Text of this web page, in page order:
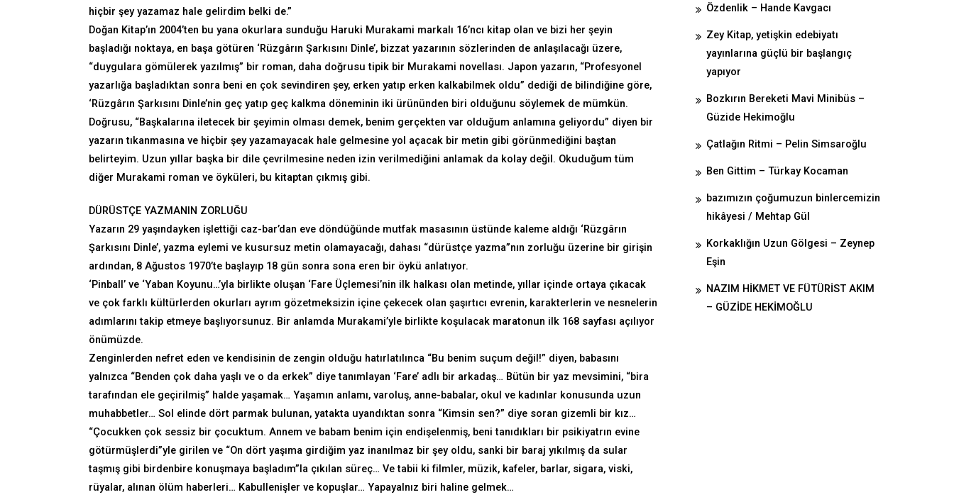
hiçbir şey yazamaz hale gelirdim belki de.”
Doğan Kitap’ın 2004’ten bu yana okurlara sunduğu Haruki Murakami markalı 16’ncı kitap olan ve bizi her şeyin
başladığı noktaya, en başa götüren ‘Rüzgârın Şarkısını Dinle’, bizzat yazarının sözlerinden de anlaşılacağı üzere,
“duygulara gömülerek yazılmış” bir roman, daha doğrusu tipik bir Murakami novellası. Japon yazarın, “Profesyonel
yazarlığa başladıktan sonra beni en çok sevindiren şey, erken yatıp erken kalkabilmek oldu” dediği de bilindiğine göre,
‘Rüzgârın Şarkısını Dinle’nin geç yatıp geç kalkma döneminin iki ürününden biri olduğunu söylemek de mümkün.
Doğrusu, “Başkalarına iletecek bir şeyimin olması demek, benim gerçekten var olduğum anlamına geliyordu” diyen bir
yazarın tıkanmasına ve hiçbir şey yazamayacak hale gelmesine yol açacak bir metin gibi görünmediğini baştan
belirteyim. Uzun yıllar başka bir dile çevrilmesine neden izin verilmediğini anlamak da kolay değil. Okuduğum tüm
diğer Murakami roman ve öyküleri, bu kitaptan çıkmış gibi.
DÜRÜSTÇE YAZMANIN ZORLUĞU
Yazarın 29 yaşındayken işlettiği caz-bar’dan eve döndüğünde mutfak masasının üstünde kaleme aldığı ‘Rüzgârın
Şarkısını Dinle’, yazma eylemi ve kusursuz metin olamayacağı, dahası “dürüstçe yazma”nın zorluğu üzerine bir girişin
ardından, 8 Ağustos 1970’te başlayıp 18 gün sonra sona eren bir öykü anlatıyor.
‘Pinball’ ve ‘Yaban Koyunu…’yla birlikte oluşan ‘Fare Üçlemesi’nin ilk halkası olan metinde, yıllar içinde ortaya çıkacak
ve çok farklı kültürlerden okurları ayrım gözetmeksizin içine çekecek olan şaşırtıcı evrenin, karakterlerin ve nesnelerin
adımlarını takip etmeye başlıyorsunuz. Bir anlamda Murakami’yle birlikte koşulacak maratonun ilk 168 sayfası açılıyor
önümüzde.
Zenginlerden nefret eden ve kendisinin de zengin olduğu hatırlatılınca “Bu benim suçum değil!” diyen, babasını
yalnızca “Benden çok daha yaşlı ve o da erkek” diye tanımlayan ‘Fare’ adlı bir arkadaş… Bütün bir yaz mevsimini, “bira
tarafından ele geçirilmiş” halde yaşamak… Yaşamın anlamı, varoluş, anne-babalar, okul ve kadınlar konusunda uzun
muhabbetler… Sol elinde dört parmak bulunan, yatakta uyandıktan sonra “Kimsin sen?” diye soran gizemli bir kız…
“Çocukken çok sessiz bir çocuktum. Annem ve babam benim için endişelenmiş, beni tanıdıkları bir psikiyatrın evine
götürmüşlerdi”yle girilen ve “On dört yaşıma girdiğim yaz inanılmaz bir şey oldu, sanki bir baraj yıkılmış da sular
taşmış gibi birdenbire konuşmaya başladım”la çıkılan süreç… Ve tabii ki filmler, müzik, kafeler, barlar, sigara, viski,
rüyalar, alınan ölüm haberleri… Kabullenişler ve kopuşlar… Yapayalnız biri haline gelmek…
Özdenlik – Hande Kavgacı
Zey Kitap, yetişkin edebiyatı
yayınlarına güçlü bir başlangıç
yapıyor
Bozkırın Bereketi Mavi Minibüs –
Güzide Hekimoğlu
Çatlağın Ritmi – Pelin Simsaroğlu
Ben Gittim – Türkay Kocaman
bazımızın çoğumuzun binlercemizin
hikâyesi / Mehtap Gül
Korkaklığın Uzun Gölgesi – Zeynep
Eşin
NAZIM HİKMET VE FÜTÜRİST AKIM
– GÜZİDE HEKİMOĞLU